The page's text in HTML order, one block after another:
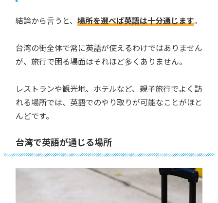
結論から言うと、 場所を選べば英語は十分通じます。
台湾の街全体で常に英語が使えるわけではありません
が、旅行で困る場面はそれほど多くありません。
レストランや観光地、ホテルなど、親子旅行でよく訪
れる場所では、英語でのやり取りが可能なことがほと
んどです。
台湾で英語が通じる場所